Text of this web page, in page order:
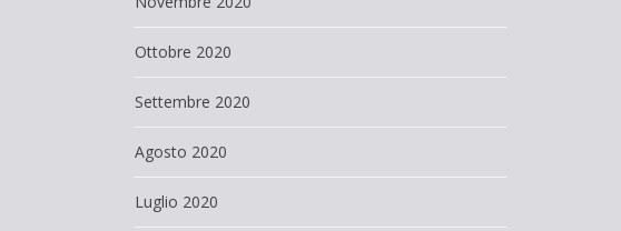
Ottobre 2020
Settembre 2020
Agosto 2020
Luglio 2020